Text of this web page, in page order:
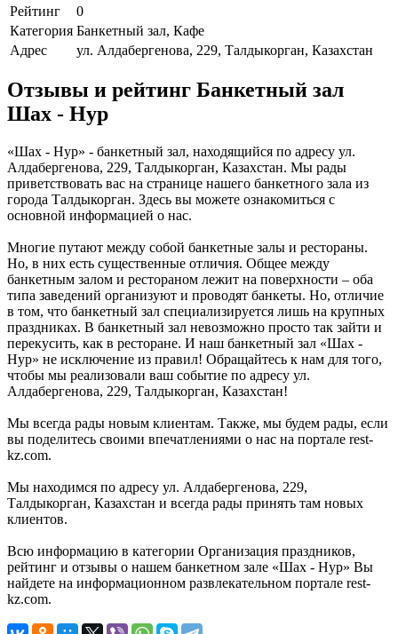
Рейтинг
0
Категория Банкетный зал, Кафе
Адрес
ул. Алдабергенова, 229, Талдыкорган, Казахстан
Отзывы и рейтинг Банкетный зал
Шах - Нур
«Шах - Нур» - банкетный зал, находящийся по адресу ул.
Алдабергенова, 229, Талдыкорган, Казахстан. Мы рады
приветствовать вас на странице нашего банкетного зала из
города Талдыкорган. Здесь вы можете ознакомиться с
основной информацией о нас.
Многие путают между собой банкетные залы и рестораны.
Но, в них есть существенные отличия. Общее между
банкетным залом и рестораном лежит на поверхности – оба
типа заведений организуют и проводят банкеты. Но, отличие
в том, что банкетный зал специализируется лишь на крупных
праздниках. В банкетный зал невозможно просто так зайти и
перекусить, как в ресторане. И наш банкетный зал «Шах -
Нур» не исключение из правил! Обращайтесь к нам для того,
чтобы мы реализовали ваш событие по адресу ул.
Алдабергенова, 229, Талдыкорган, Казахстан!
Мы всегда рады новым клиентам. Также, мы будем рады, если
вы поделитесь своими впечатлениями о нас на портале rest-
kz.com.
Мы находимся по адресу ул. Алдабергенова, 229,
Талдыкорган, Казахстан и всегда рады принять там новых
клиентов.
Всю информацию в категории Организация праздников,
рейтинг и отзывы о нашем банкетном зале «Шах - Нур» Вы
найдете на информационном развлекательном портале rest-
kz.com.